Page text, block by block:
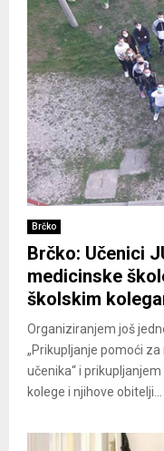
Brčko
Brčko: Učenici
medicinske
školskim
Organiziranjem još
„Prikupljanje pomoći
učenika“ i
kolege i njihove obitelji...